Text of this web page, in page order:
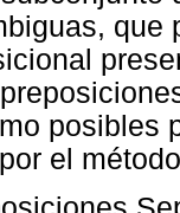
que
posibles
el